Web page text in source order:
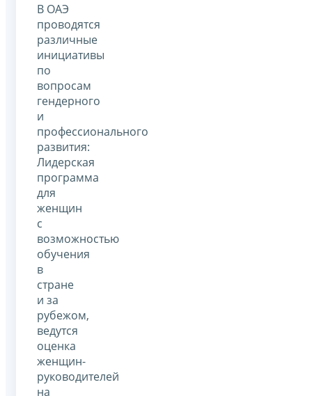
В ОАЭ
проводятся
различные
инициативы
по
вопросам
гендерного
и
профессионального
развития:
Лидерская
программа
для
женщин
с
возможностью
обучения
в
стране
и за
рубежом,
ведутся
оценка
женщин-
руководителей
на